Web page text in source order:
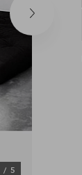
Næste
produkt
/ 5